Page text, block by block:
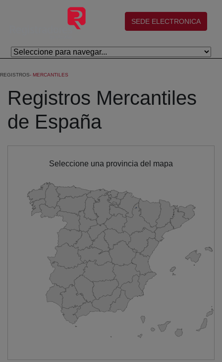
Skip to Main Content
(abre en nueva ventana)
SEDE ELECTRONICA
REGISTROS MERCANTILES
Registros Mercantiles
de España
Seleccione una provincia del mapa